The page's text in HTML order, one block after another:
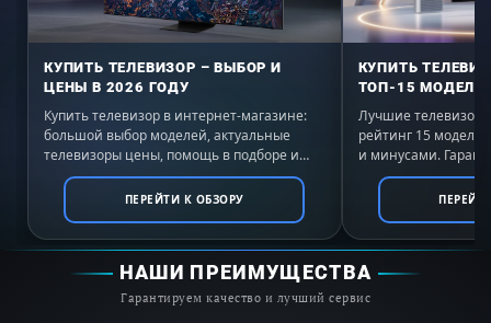
КУПИТЬ ТЕЛЕВИЗОР – ВЫБОР И
ЦЕНЫ В 2026 ГОДУ
Купить телевизор в интернет-магазине:
большой выбор моделей, актуальные
телевизоры цены, помощь в подборе и
выгодные условия покупки с доставкой по
всей России.ПЕРЕЙТИ К ОБЗОРУ
КУПИТЬ
ТОП-15
Лучшие телевизоры
рейтинг 15
и минусами.
России. Выбирайте
НАШИ ПРЕИМУЩЕСТВА
Гарантируем качество и лучший сервис